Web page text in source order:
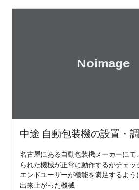
中途 自動包装機の設置・
名古屋にある自動包装機メーカーにて
られた機械が正常に動作するかチェッ
エンドユーザーが機能を満足するよう
出来上がった機械